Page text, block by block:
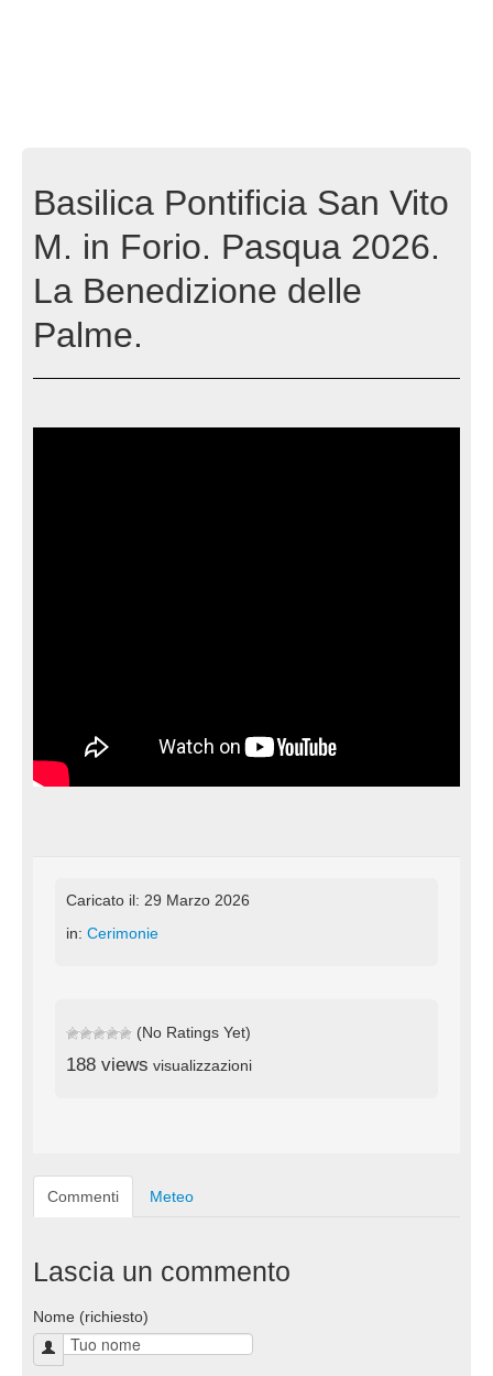
Basilica Pontificia San Vito
M. in Forio. Pasqua 2026.
La Benedizione delle
Palme.
Caricato il: 29 Marzo 2026
in: Cerimonie
(No Ratings Yet)
188 views visualizzazioni
Commenti Meteo
Lascia un commento
Nome (richiesto)